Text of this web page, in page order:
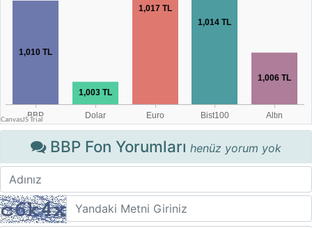
BBP Fon Yorumları henüz yorum yok